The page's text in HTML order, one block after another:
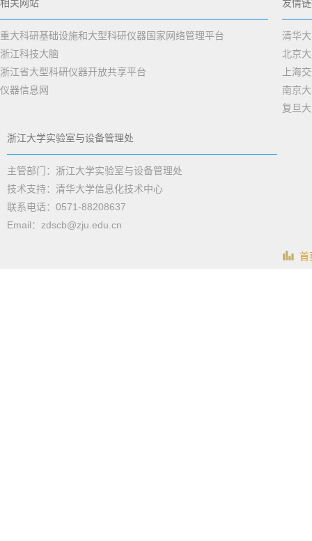
相关网站
重大科研基础设施和大型科研仪器国家网络管理平台
浙江科技大脑
浙江省大型科研仪器开放共享平台
仪器信息网
友情
清华
北京
上海
南京
复旦
浙江大学实验室与设备管理处
主管部门：浙江大学实验室与设备管理处
技术支持：清华大学信息化技术中心
联系电话：0571-88208637
Email：zdscb@zju.edu.cn
首